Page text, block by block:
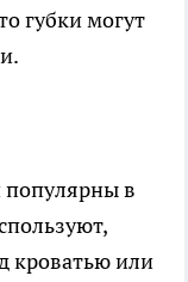
губки могут
в
кроватью или